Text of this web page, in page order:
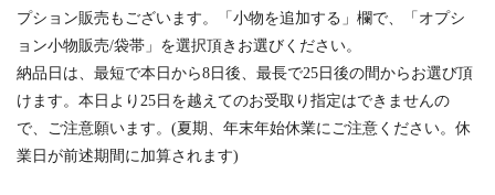
プション販売もございます。「小物を追加する」欄で、「オプシ
ョン小物販売/袋帯」を選択頂きお選びください。
納品日は、最短で本日から8日後、最長で25日後の間からお選び頂
けます。本日より25日を越えてのお受取り指定はできませんの
で、ご注意願います。(夏期、年末年始休業にご注意ください。休
業日が前述期間に加算されます)